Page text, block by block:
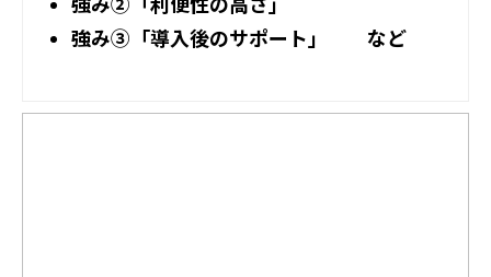
強み③「導入後のサポート」
など